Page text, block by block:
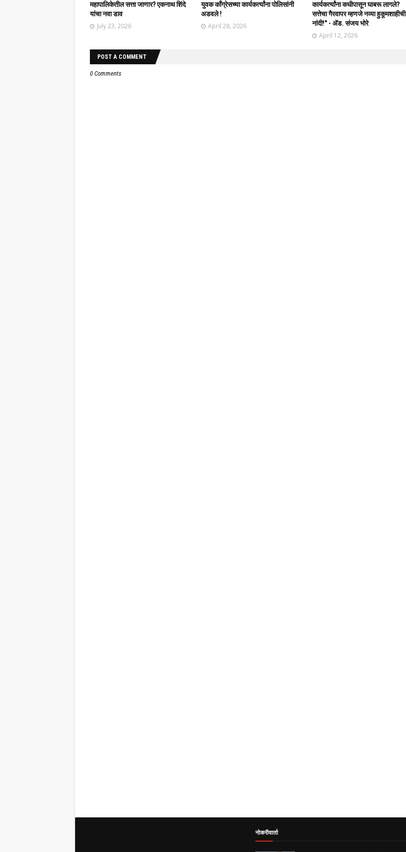
महापालिकेतील सत्ता जाणार? एकनाथ शिंदे
यांचा नवा डाव
July 23, 2026
युवक काँग्रेसच्या कार्यकर्त्यांना पोलिसांनी
अडवले !
April 28, 2026
कार्यकर्त्यांना कधीपासून घाबरू लागले?
सत्तेचा गैरवापर म्हणजे नव्या हुकूमशाहीची
नांदी!" - ॲड. संजय भोरे
April 12, 2026
POST A COMMENT
0 Comments
नोकरीवार्ता